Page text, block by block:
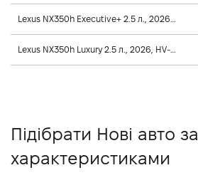
Lexus NX350h Executive+ 2.5 л., 2026, HV-Гібридна
Lexus NX350h Luxury 2.5 л., 2026, HV-Гібридна
Підібрати Нові авто за
характеристиками